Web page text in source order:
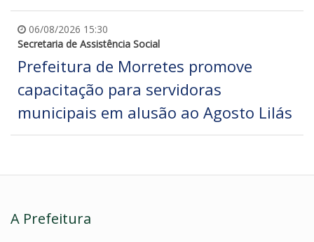
06/08/2026 15:30
Secretaria de Assistência Social
Prefeitura de Morretes promove
capacitação para servidoras
municipais em alusão ao Agosto Lilás
A Prefeitura